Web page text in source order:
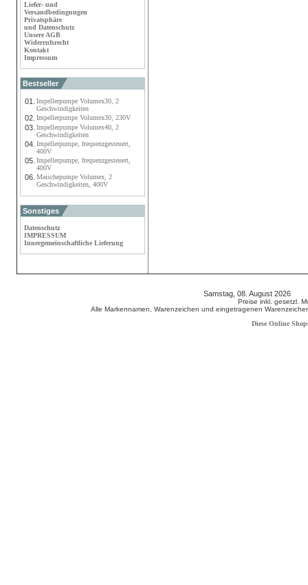
Liefer- und
Versandbedingungen
Privatsphäre
und Datenschutz
Unsere AGB
Widerrufsrecht
Kontakt
Impressum
Bestseller
01.
Impellerpumpe Volumex30, 2
Geschwindigkeiten
02. Impellerpumpe Volumex30, 230V
03. Impellerpumpe Volumex40, 2
Geschwindigkeiten
04. Impellerpumpe, frequenzgesteuert,
400V
05. Impellerpumpe, frequenzgesteuert,
400V
06. Maischepumpe Volumex, 2
Geschwindigkeiten, 400V
Sonstiges
Datenschutz
IMPRESSUM
Innergemeinschaftliche Lieferung
Samstag, 08. August 2026
Preise inkl. gesetzl.
Alle Markennamen, Warenzeichen und eingetragenen
Diese Online